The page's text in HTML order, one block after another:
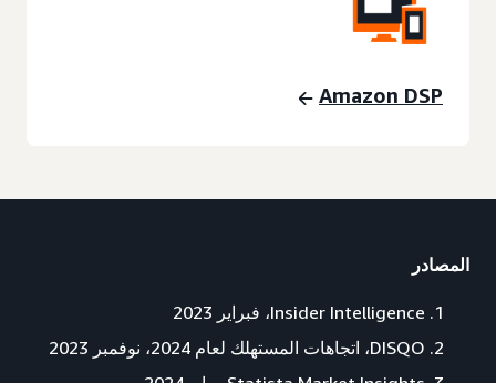
Amazon DSP
المصادر
Insider Intelligence، فبراير 2023
DISQO، اتجاهات المستهلك لعام 2024، نوفمبر 2023